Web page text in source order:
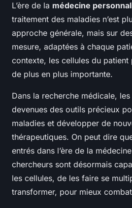
L’ère de la médecine
traitement des maladies n’est
approche générale, mais sur
mesure, adaptées à chaque
contexte, les cellules du patient
de plus en plus importante.
Dans la recherche médicale,
devenues des outils précieux
maladies et développer de
thérapeutiques. On peut dire
entrés dans l’ère de la
chercheurs sont désormais
les cellules, de les faire se
transformer, pour mieux